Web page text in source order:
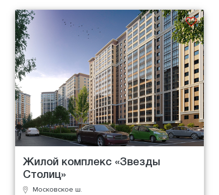
Жилой комплекс «Звезды
Столиц»
Московское ш.